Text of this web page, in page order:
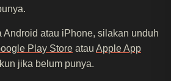
Android atau iPhone, silakan unduh
Play Store atau Apple App
jika belum punya.